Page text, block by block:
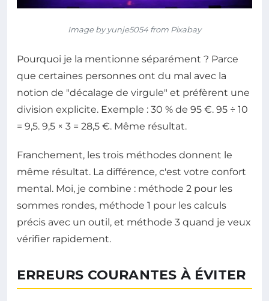
Image by yunje5054 from Pixabay
Pourquoi je la mentionne séparément ? Parce
que certaines personnes ont du mal avec la
notion de "décalage de virgule" et préfèrent une
division explicite. Exemple : 30 % de 95 €. 95 ÷ 10
= 9,5. 9,5 × 3 = 28,5 €. Même résultat.
Franchement, les trois méthodes donnent le
même résultat. La différence, c'est votre confort
mental. Moi, je combine : méthode 2 pour les
sommes rondes, méthode 1 pour les calculs
précis avec un outil, et méthode 3 quand je veux
vérifier rapidement.
ERREURS COURANTES À ÉVITER